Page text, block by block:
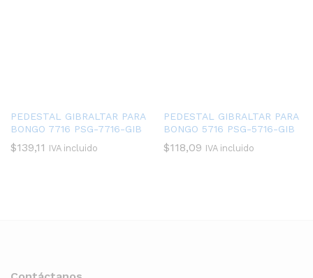
PEDESTAL GIBRALTAR PARA
BONGO 7716 PSG-7716-GIB
$139,11 IVA incluido
PEDESTAL GIBRALTAR PARA
BONGO 5716 PSG-5716-GIB
$118,09 IVA incluido